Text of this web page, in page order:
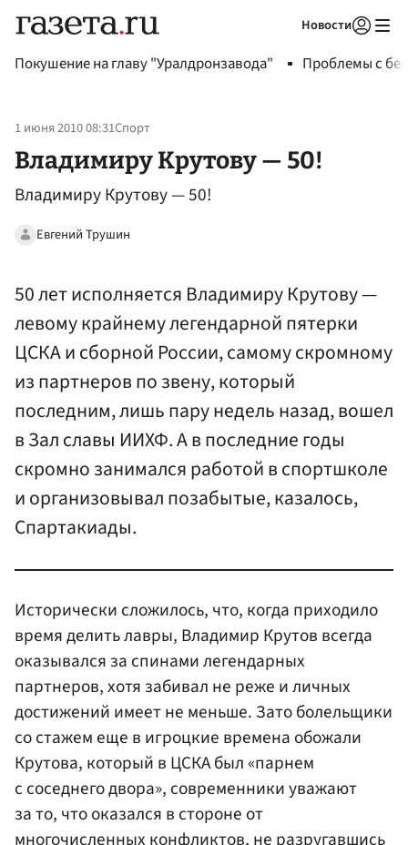
Новости
Покушение на главу "Уралдронзавода" Проблемы с
1 июня 2010 08:31Спорт
Владимиру Крутову — 50!
Владимиру Крутову — 50!
Евгений Трушин
50 лет исполняется Владимиру Крутову —
левому крайнему легендарной пятерки
ЦСКА и сборной России, самому скромному
из партнеров по звену, который
последним, лишь пару недель назад, вошел
в Зал славы ИИХФ. А в последние годы
скромно занимался работой в спортшколе
и организовывал позабытые, казалось,
Спартакиады.
Исторически сложилось, что, когда приходило
время делить лавры, Владимир Крутов всегда
оказывался за спинами легендарных
партнеров, хотя забивал не реже и личных
достижений имеет не меньше. Зато болельщики
со стажем еще в игроцкие времена обожали
Крутова, который в ЦСКА был «парнем
с соседнего двора», современники уважают
за то, что оказался в стороне от
многочисленных конфликтов, не разругавшись